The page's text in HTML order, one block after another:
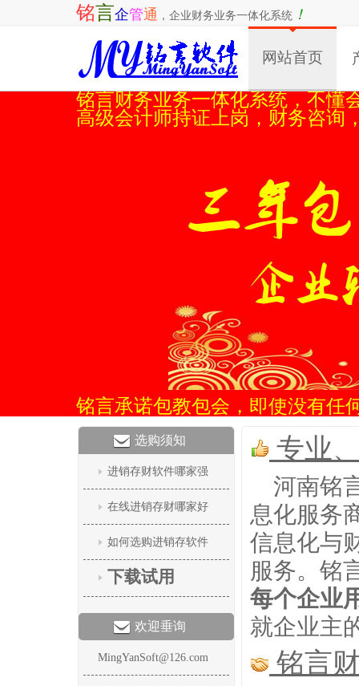
铭言企管通 ， 企业财务业务一体化系统 ！
网站首页
铭言财务业务一体化系统，不懂
高级会计师持证上岗，财务咨询
铭言承诺包教包会，即使没有任
选购须知
进销存财软件哪家强
在线进销存财哪家好
如何选购进销存软件
下载试用
欢迎垂询
MingYanSoft@126.com
专业
河南铭
息化服务
信息化与
服务。铭
每个企业
就企业主
铭言